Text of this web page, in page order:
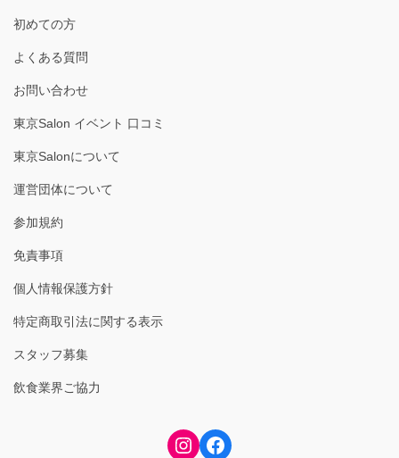
初めての方
よくある質問
お問い合わせ
東京Salon イベント 口コミ
東京Salonについて
運営団体について
参加規約
免責事項
個人情報保護方針
特定商取引法に関する表示
スタッフ募集
飲食業界ご協力